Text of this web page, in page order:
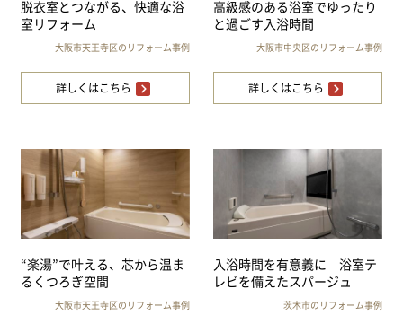
脱衣室とつながる、快適な浴
室リフォーム
大阪市天王寺区のリフォーム事例
詳しくはこちら
高級感のある浴室でゆったり
と過ごす入浴時間
大阪市中央区のリフォーム事例
詳しくはこちら
“楽湯”で叶える、芯から温ま
るくつろぎ空間
大阪市天王寺区のリフォーム事例
入浴時間を有意義に 浴室テ
レビを備えたスパージュ
茨木市のリフォーム事例